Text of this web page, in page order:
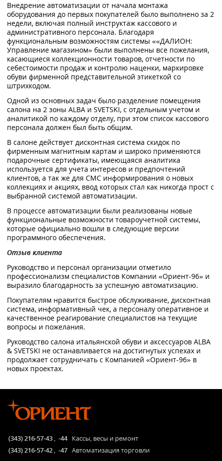
Внедрение автоматизации от начала монтажа
оборудования до первых покупателей было выполнено за 2
недели, включая полный инструктаж кассового и
административного персонала. Благодаря
функциональным возможностям системы ««ДАЛИОН:
Управление магазином» были выполнены все пожелания,
касающиеся коллекционности товаров, отчетности по
себестоимости продаж и контролю наценки, маркировке
обуви фирменной представительной этикеткой со
штрихкодом.
Одной из основных задач было разделение помещения
салона на 2 зоны ALBA и SVETSKI, с отдельным учетом и
аналитикой по каждому отделу, при этом список кассового
персонала должен был быть общим.
В салоне действует дисконтная система скидок по
фирменным магнитным картам и широко применяются
подарочные сертификаты, имеющаяся аналитика
используется для учета интересов и предпочтений
клиентов, а так же для СМС информирования о новых
коллекциях и акциях, ввод которых стал как никогда прост с
выбранной системой автоматизации.
В процессе автоматизации были реализованы новые
функциональные возможности товароучетной системы,
которые официально вошли в следующие версии
программного обеспечения.
Отзыв клиента
Руководство и персонал организации отметило
профессионализм специалистов Компании «Ориент-96» и
выразило благодарность за успешную автоматизацию.
Покупателям нравится быстрое обслуживание, дисконтная
система, информативный чек, а персоналу оперативное и
качественное реагирование специалистов на текущие
вопросы и пожелания.
Руководство салона итальянской обуви и аксессуаров ALBA
& SVETSKI не останавливается на достигнутых успехах и
продолжает сотрудничать с Компанией «Ориент-96» в
новых проектах.
(343) 216-57-43 , -44 Кассы, весы и ремонт
(343) 216-57-42 , -47 Автоматизация торговли